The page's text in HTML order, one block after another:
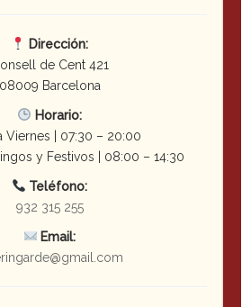
Dirección:
de Cent 421
08009 Barcelona
Horario:
Viernes | 07:30 – 20:00
y Festivos | 08:00 – 14:30
Teléfono:
932 315 255
Email: